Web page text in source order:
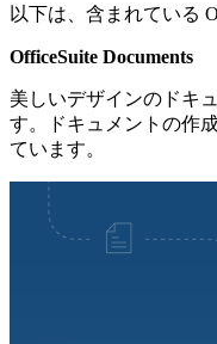
以下は、含まれている
OfficeSuite Documents
美しいデザインのドキ
す。ドキュメントの作
ています。